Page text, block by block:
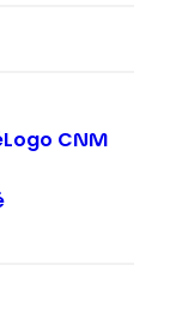
Logo CNM